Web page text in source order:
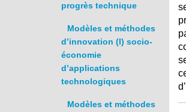
progrès technique
Modèles et méthodes
d’innovation (I) socio-
économie
d’applications
technologiques
Modèles et méthodes